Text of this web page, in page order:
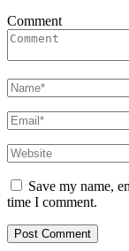
Comment
Save my name,
time I comment.